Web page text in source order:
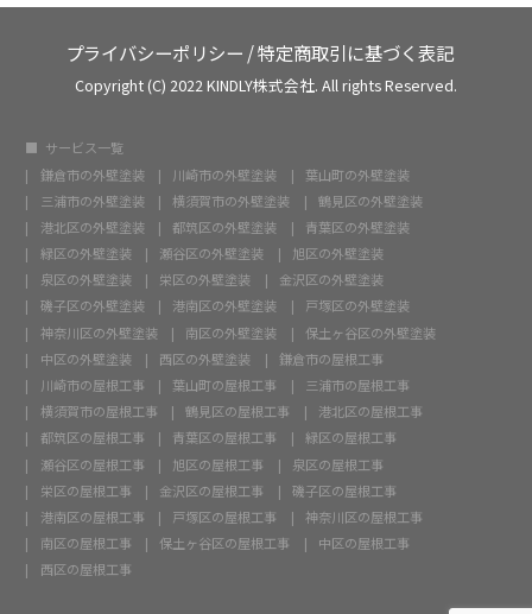
プライバシーポリシー /特定商取引に基づく表記
Copyright (C) 2022 KINDLY株式会社. All rights Reserved.
サービス一覧
鎌倉市の外壁塗装
川崎市の外壁塗装
葉山町の外壁塗装
三浦市の外壁塗装
横須賀市の外壁塗装
鶴見区の外壁塗装
港北区の外壁塗装
都筑区の外壁塗装
青葉区の外壁塗装
緑区の外壁塗装
瀬谷区の外壁塗装
旭区の外壁塗装
泉区の外壁塗装
栄区の外壁塗装
金沢区の外壁塗装
磯子区の外壁塗装
港南区の外壁塗装
戸塚区の外壁塗装
神奈川区の外壁塗装
南区の外壁塗装
保土ヶ谷区の外壁塗装
中区の外壁塗装
西区の外壁塗装
鎌倉市の屋根工事
川崎市の屋根工事
葉山町の屋根工事
三浦市の屋根工事
横須賀市の屋根工事
鶴見区の屋根工事
港北区の屋根工事
都筑区の屋根工事
青葉区の屋根工事
緑区の屋根工事
瀬谷区の屋根工事
旭区の屋根工事
泉区の屋根工事
栄区の屋根工事
金沢区の屋根工事
磯子区の屋根工事
港南区の屋根工事
戸塚区の屋根工事
神奈川区の屋根工事
南区の屋根工事
保土ヶ谷区の屋根工事
中区の屋根工事
西区の屋根工事